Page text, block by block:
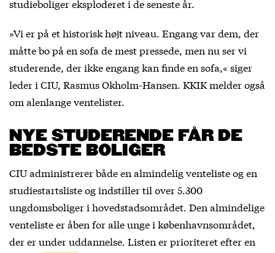
studieboliger eksploderet i de seneste år.
»Vi er på et historisk højt niveau. Engang var dem, der
måtte bo på en sofa de mest pressede, men nu ser vi
studerende, der ikke engang kan finde en sofa,« siger
leder i CIU, Rasmus Okholm-Hansen. KKIK melder også
om alenlange ventelister.
NYE STUDERENDE FÅR DE
BEDSTE BOLIGER
CIU administrerer både en almindelig venteliste og en
studiestartsliste og indstiller til over 5.300
ungdomsboliger i hovedstadsområdet. Den almindelige
venteliste er åben for alle unge i københavnsområdet,
der er under uddannelse. Listen er prioriteret efter en